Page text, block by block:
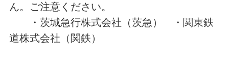
ん。ご注意ください。
・茨城急行株式会社（茨急） ・関東鉄
道株式会社（関鉄）